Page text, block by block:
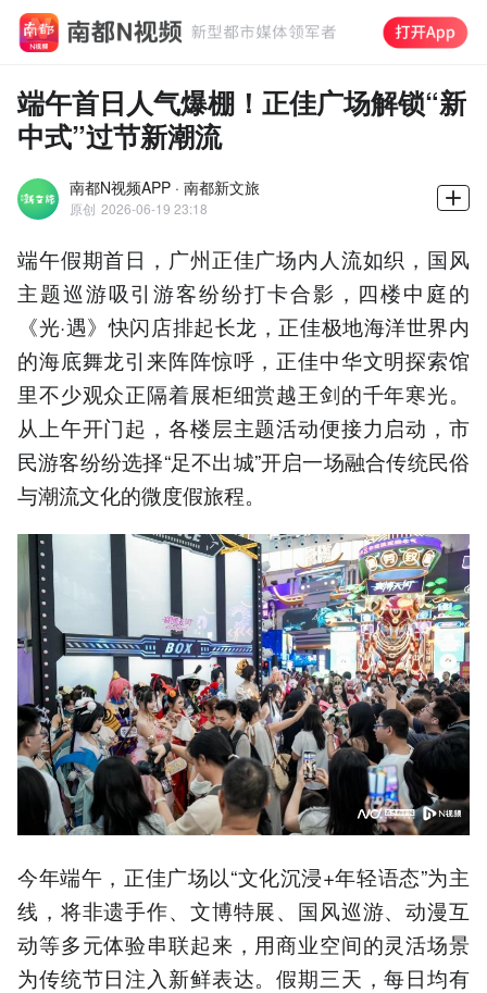
端午首日人气爆棚！正佳广场解锁“新
中式”过节新潮流
南都N视频APP · 南都新文旅
原创 2026-06-19 23:18
端午假期首日，广州正佳广场内人流如织，国风
主题巡游吸引游客纷纷打卡合影，四楼中庭的
《光·遇》快闪店排起长龙，正佳极地海洋世界内
的海底舞龙引来阵阵惊呼，正佳中华文明探索馆
里不少观众正隔着展柜细赏越王剑的千年寒光。
从上午开门起，各楼层主题活动便接力启动，市
民游客纷纷选择“足不出城”开启一场融合传统民俗
与潮流文化的微度假旅程。
今年端午，正佳广场以“文化沉浸+年轻语态”为主
线，将非遗手作、文博特展、国风巡游、动漫互
动等多元体验串联起来，用商业空间的灵活场景
为传统节日注入新鲜表达。假期三天，每日均有